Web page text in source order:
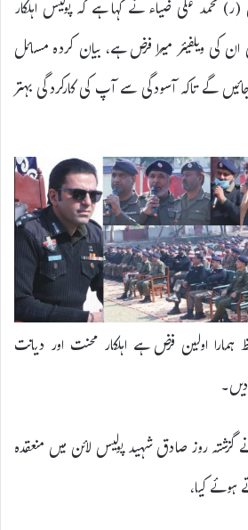
محمد علی ضیاء نے کہا ہے کہ پولیس اہلکار
کی ویلفیئر میرا فرض ہے، بیان کردہ مسائل
گے تاکہ آسودگی سے آپ کی کارکردگی بہتر
اولین فرض ہے اہلکار محنت اور دیانت
گزشتہ روز صادق شہید پولیس لائن میں منعقدہ
کیا،